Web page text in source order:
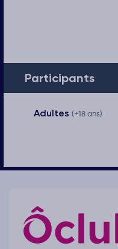
Participants
Adultes (+18 ans)